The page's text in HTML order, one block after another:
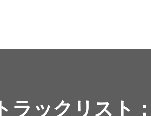
ラックリスト